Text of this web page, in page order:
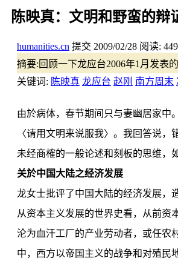
陈映真：文明和野蛮的辩
humanities.cn 提交 2009/02/28 阅读:
摘要:回顾一下龙应台2006年1月发表
关键词: 陈映真 龙应台 赵刚 南方周末
由於病体，春节期间只与妻幽居家中
〈请用文明来说服我〉。我回答说
未经商榷的一般论述和刻板的思维，
关於中国大陆之经济发展
龙女士批评了中国大陆的经济发展，
从资本主义发展的世界史看，从前资
沦为血汗工厂的产业劳动者，或任农
中，西方以帝国主义的战争和对殖民